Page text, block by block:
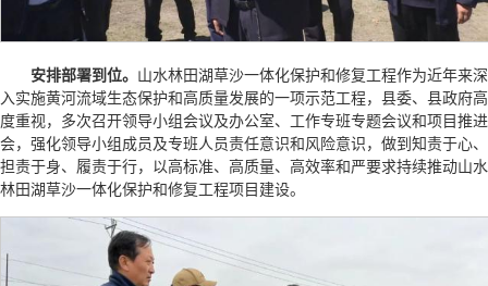
安排部署到位。 山水林田湖草沙一体化保护和修复工程作为近年来深
入实施黄河流域生态保护和高质量发展的一项示范工程，县委、县政府高
度重视，多次召开领导小组会议及办公室、工作专班专题会议和项目推进
会，强化领导小组成员及专班人员责任意识和风险意识，做到知责于心、
担责于身、履责于行，以高标准、高质量、高效率和严要求持续推动山水
林田湖草沙一体化保护和修复工程项目建设。